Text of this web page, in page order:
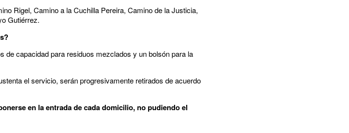
Rigel, Camino a la Cuchilla Pereira, Camino de la Justicia,
Gutiérrez.
de capacidad para residuos mezclados y un bolsón para la
el servicio, serán progresivamente retirados de acuerdo
en la entrada de cada domicilio, no pudiendo el